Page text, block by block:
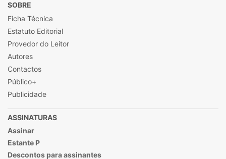
SOBRE
Ficha Técnica
Estatuto Editorial
Provedor do Leitor
Autores
Contactos
Público+
Publicidade
ASSINATURAS
Assinar
Estante P
Descontos para assinantes